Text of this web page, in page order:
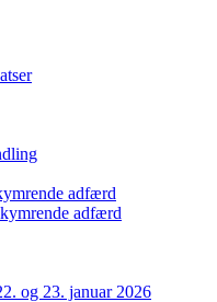
adfærd
adfærd
og 23. januar 2026